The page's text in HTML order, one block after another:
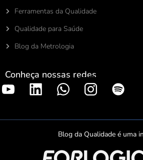
Ferramentas da Qualidade
Qualidade para Saúde
Blog da Metrologia
Conheça nossas redes
S
o
t
Blog da Qualidade é uma